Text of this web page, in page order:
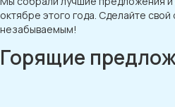
октябре этого года. Сделайте
незабываемым!
Горящие